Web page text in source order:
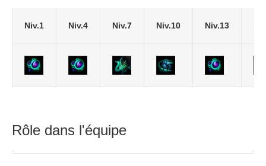
Niv.1 Niv.4 Niv.7 Niv.10 Niv.13
Rôle dans l'équipe